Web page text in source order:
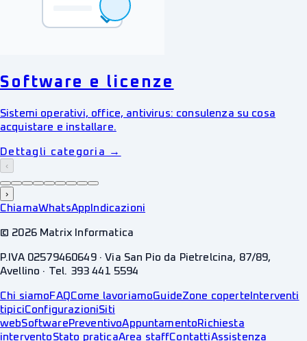
Software e licenze
Sistemi operativi, office, antivirus: consulenza su cosa
acquistare e installare.
Dettagli categoria →
‹
›
ChiamaWhatsApp Indicazioni
© 2026Matrix Informatica
P.IVA 02579460649 · Via San Pio da Pietrelcina, 87/89,
Avellino · Tel. 393 441 5594
Chi siamoFAQCome lavoriamoGuideZone coperte Interventi
tipiciConfigurazioniSiti
webSoftwarePreventivoAppuntamentoRichiesta
interventoStato praticaArea staffContattiAssistenza